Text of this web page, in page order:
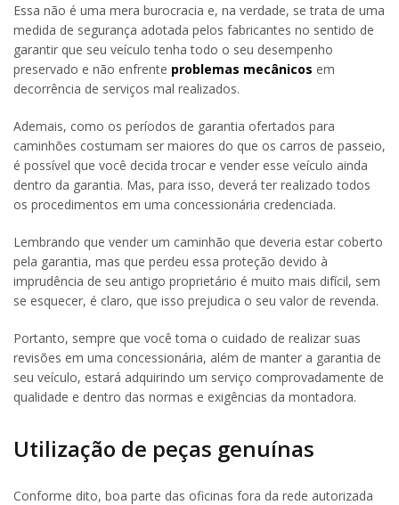
Essa não é uma mera burocracia e, na verdade, se trata de uma
medida de segurança adotada pelos fabricantes no sentido de
garantir que seu veículo tenha todo o seu desempenho
preservado e não enfrente problemas mecânicos em
decorrência de serviços mal realizados.
Ademais, como os períodos de garantia ofertados para
caminhões costumam ser maiores do que os carros de passeio,
é possível que você decida trocar e vender esse veículo ainda
dentro da garantia. Mas, para isso, deverá ter realizado todos
os procedimentos em uma concessionária credenciada.
Lembrando que vender um caminhão que deveria estar coberto
pela garantia, mas que perdeu essa proteção devido à
imprudência de seu antigo proprietário é muito mais difícil, sem
se esquecer, é claro, que isso prejudica o seu valor de revenda.
Portanto, sempre que você toma o cuidado de realizar suas
revisões em uma concessionária, além de manter a garantia de
seu veículo, estará adquirindo um serviço comprovadamente de
qualidade e dentro das normas e exigências da montadora.
Utilização de peças genuínas
Conforme dito, boa parte das oficinas fora da rede autorizada